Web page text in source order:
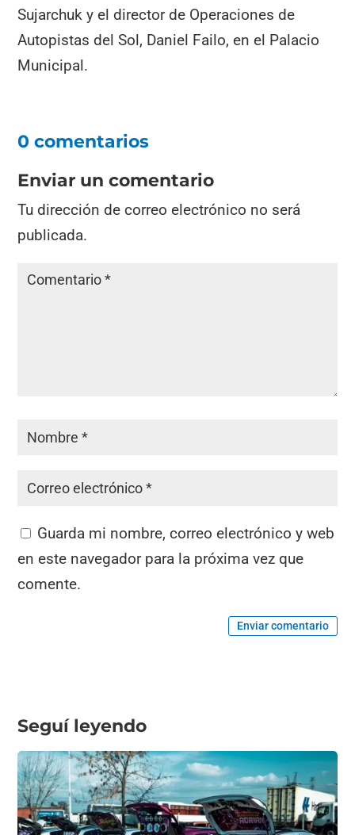
Sujarchuk y el director de Operaciones de
Autopistas del Sol, Daniel Failo, en el Palacio
Municipal.
0 comentarios
Enviar un comentario
Tu dirección de correo electrónico no será
publicada.
Guarda mi nombre, correo electrónico y web
en este navegador para la próxima vez que
comente.
Enviar comentario
Seguí leyendo